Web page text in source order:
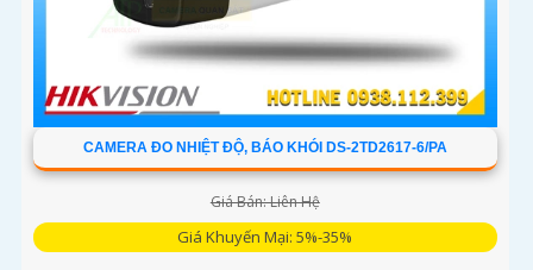
CAMERA ĐO NHIỆT ĐỘ, BÁO KHÓI DS-2TD2617-6/PA
Giá Bán: Liên Hệ
Giá Khuyến Mại: 5%-35%